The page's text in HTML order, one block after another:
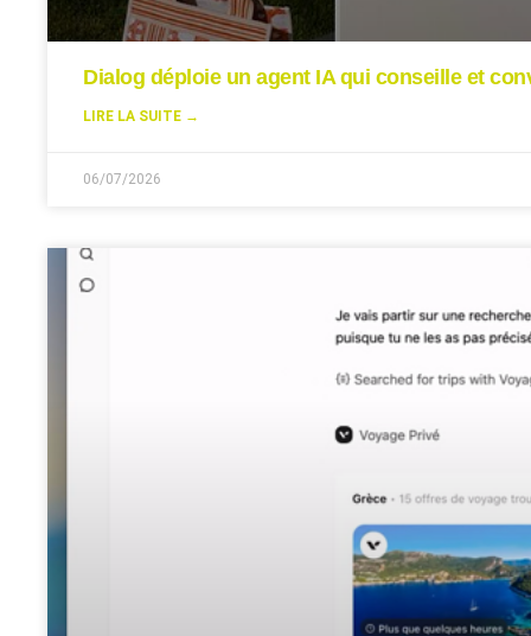
Dialog déploie un agent IA qui conseille et
LIRE LA SUITE →
06/07/2026